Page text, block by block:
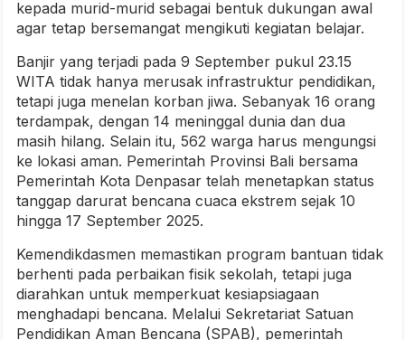
kepada murid-murid sebagai bentuk dukungan awal
agar tetap bersemangat mengikuti kegiatan belajar.
Banjir yang terjadi pada 9 September pukul 23.15
WITA tidak hanya merusak infrastruktur pendidikan,
tetapi juga menelan korban jiwa. Sebanyak 16 orang
terdampak, dengan 14 meninggal dunia dan dua
masih hilang. Selain itu, 562 warga harus mengungsi
ke lokasi aman. Pemerintah Provinsi Bali bersama
Pemerintah Kota Denpasar telah menetapkan status
tanggap darurat bencana cuaca ekstrem sejak 10
hingga 17 September 2025.
Kemendikdasmen memastikan program bantuan tidak
berhenti pada perbaikan fisik sekolah, tetapi juga
diarahkan untuk memperkuat kesiapsiagaan
menghadapi bencana. Melalui Sekretariat Satuan
Pendidikan Aman Bencana (SPAB), pemerintah